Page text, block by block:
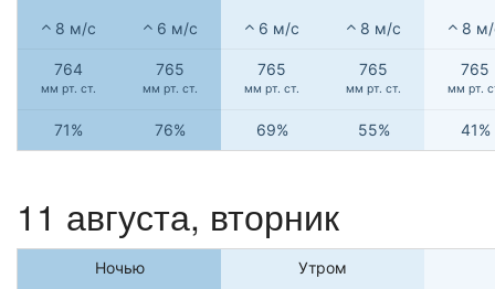
8 м/с 6 м/с 6 м/с 8 м/с 8
764
мм рт. ст.
765
мм рт. ст.
765
мм рт. ст.
765
мм рт. ст.
765
мм рт.
71% 76% 69% 55% 41%
11 августа, вторник
Ночью Утром